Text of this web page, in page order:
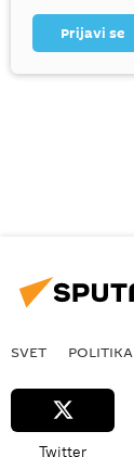
Prijavi se
SVET POLITIKA
Twitter